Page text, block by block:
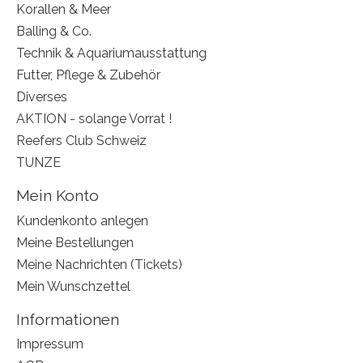
Korallen & Meer
Balling & Co.
Technik & Aquariumausstattung
Futter, Pflege & Zubehör
Diverses
AKTION - solange Vorrat !
Reefers Club Schweiz
TUNZE
Mein Konto
Kundenkonto anlegen
Meine Bestellungen
Meine Nachrichten (Tickets)
Mein Wunschzettel
Informationen
Impressum